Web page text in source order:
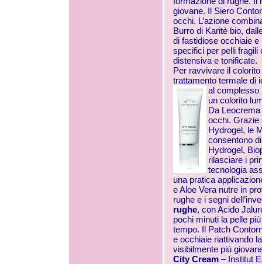
giovane. Il Siero
occhi. L’azione
Burro di Karitè bio,
di fastidiose occhiaie
specifici per pelli fragili
distensiva e tonificate.
Per ravvivare il
trattamento termale di
al complesso
un colorito
Da
occhi. Grazie
Hydrogel, le
consentono
Hydrogel,
rilasciare i
tecnologia
una pratica
e Aloe Vera nutre in
rughe e i segni
rughe, con Acido
pochi minuti la pelle
tempo. Il Patch
e occhiaie riattivando
visibilmente più
City Cream – Institut